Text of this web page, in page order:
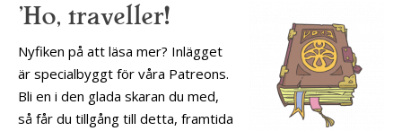
'Ho, traveller!
Nyfiken på att läsa mer? Inlägget
är specialbyggt för våra Patreons.
Bli en i den glada skaran du med,
så får du tillgång till detta, framtida